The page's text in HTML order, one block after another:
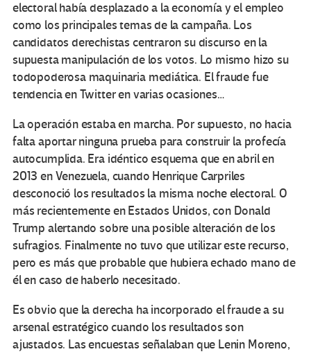
electoral había desplazado a la economía y el empleo
como los principales temas de la campaña. Los
candidatos derechistas centraron su discurso en la
supuesta manipulación de los votos. Lo mismo hizo su
todopoderosa maquinaria mediática. El fraude fue
tendencia en Twitter en varias ocasiones…
La operación estaba en marcha. Por supuesto, no hacia
falta aportar ninguna prueba para construir la profecía
autocumplida. Era idéntico esquema que en abril en
2013 en Venezuela, cuando Henrique Carpriles
desconoció los resultados la misma noche electoral. O
más recientemente en Estados Unidos, con Donald
Trump alertando sobre una posible alteración de los
sufragios. Finalmente no tuvo que utilizar este recurso,
pero es más que probable que hubiera echado mano de
él en caso de haberlo necesitado.
Es obvio que la derecha ha incorporado el fraude a su
arsenal estratégico cuando los resultados son
ajustados. Las encuestas señalaban que Lenin Moreno,